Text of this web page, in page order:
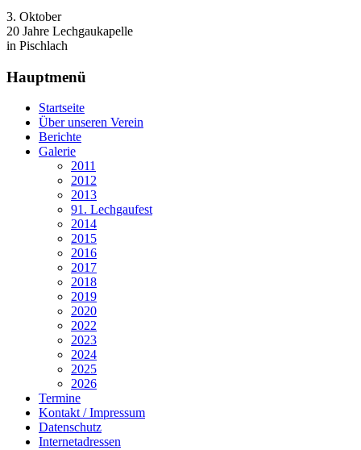
3. Oktober
20 Jahre Lechgaukapelle
in Pischlach
Hauptmenü
Startseite
Über unseren Verein
Berichte
Galerie
2011
2012
2013
91. Lechgaufest
2014
2015
2016
2017
2018
2019
2020
2022
2023
2024
2025
2026
Termine
Kontakt / Impressum
Datenschutz
Internetadressen